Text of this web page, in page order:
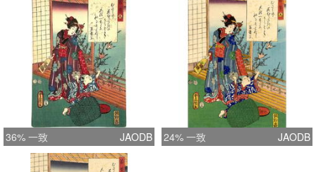
36% 一致 JAODB 24% 一致 JAODB